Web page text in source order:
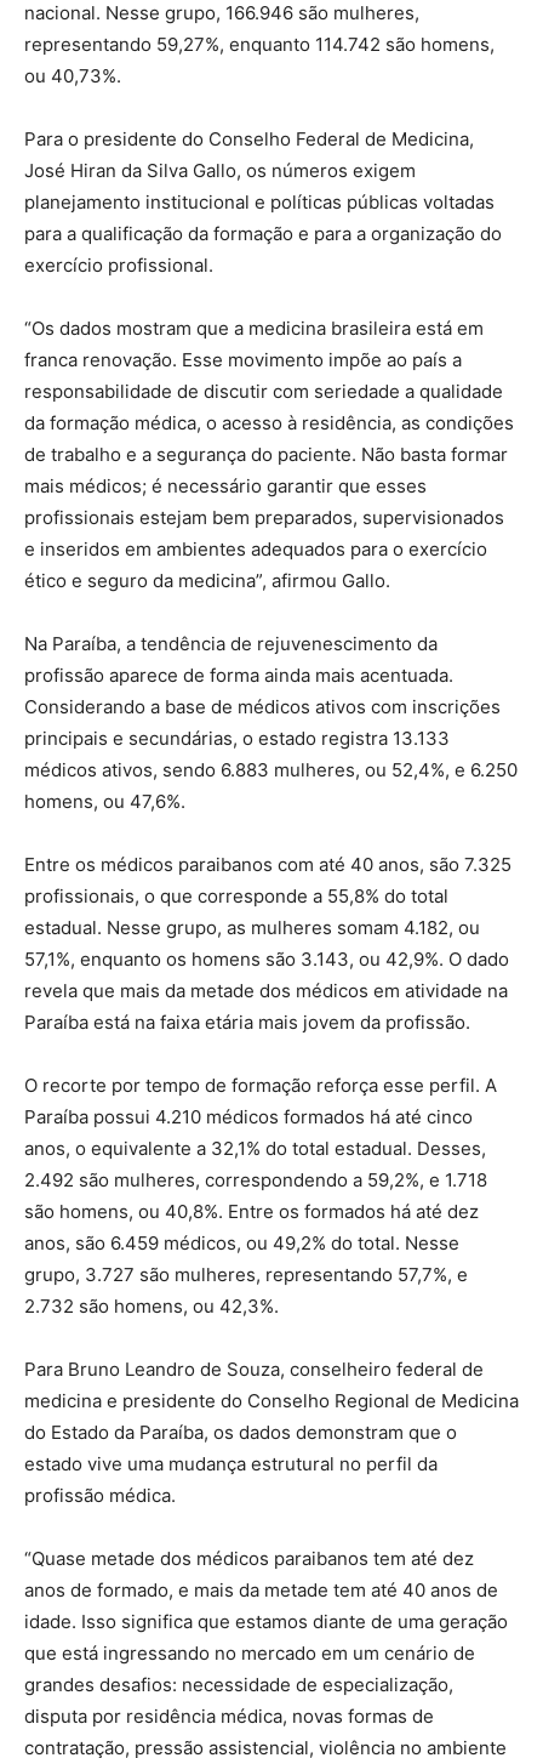
nacional. Nesse grupo, 166.946 são mulheres,
representando 59,27%, enquanto 114.742 são homens,
ou 40,73%.
Para o presidente do Conselho Federal de Medicina,
José Hiran da Silva Gallo, os números exigem
planejamento institucional e políticas públicas voltadas
para a qualificação da formação e para a organização do
exercício profissional.
“Os dados mostram que a medicina brasileira está em
franca renovação. Esse movimento impõe ao país a
responsabilidade de discutir com seriedade a qualidade
da formação médica, o acesso à residência, as condições
de trabalho e a segurança do paciente. Não basta formar
mais médicos; é necessário garantir que esses
profissionais estejam bem preparados, supervisionados
e inseridos em ambientes adequados para o exercício
ético e seguro da medicina”, afirmou Gallo.
Na Paraíba, a tendência de rejuvenescimento da
profissão aparece de forma ainda mais acentuada.
Considerando a base de médicos ativos com inscrições
principais e secundárias, o estado registra 13.133
médicos ativos, sendo 6.883 mulheres, ou 52,4%, e 6.250
homens, ou 47,6%.
Entre os médicos paraibanos com até 40 anos, são 7.325
profissionais, o que corresponde a 55,8% do total
estadual. Nesse grupo, as mulheres somam 4.182, ou
57,1%, enquanto os homens são 3.143, ou 42,9%. O dado
revela que mais da metade dos médicos em atividade na
Paraíba está na faixa etária mais jovem da profissão.
O recorte por tempo de formação reforça esse perfil. A
Paraíba possui 4.210 médicos formados há até cinco
anos, o equivalente a 32,1% do total estadual. Desses,
2.492 são mulheres, correspondendo a 59,2%, e 1.718
são homens, ou 40,8%. Entre os formados há até dez
anos, são 6.459 médicos, ou 49,2% do total. Nesse
grupo, 3.727 são mulheres, representando 57,7%, e
2.732 são homens, ou 42,3%.
Para Bruno Leandro de Souza, conselheiro federal de
medicina e presidente do Conselho Regional de Medicina
do Estado da Paraíba, os dados demonstram que o
estado vive uma mudança estrutural no perfil da
profissão médica.
“Quase metade dos médicos paraibanos tem até dez
anos de formado, e mais da metade tem até 40 anos de
idade. Isso significa que estamos diante de uma geração
que está ingressando no mercado em um cenário de
grandes desafios: necessidade de especialização,
disputa por residência médica, novas formas de
contratação, pressão assistencial, violência no ambiente